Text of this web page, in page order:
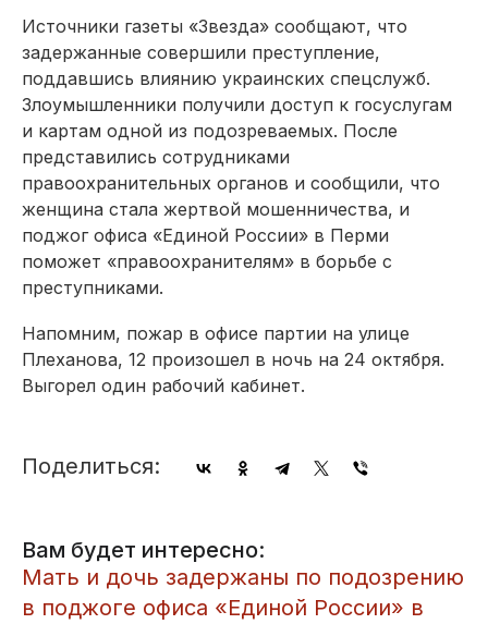
Источники газеты «Звезда» сообщают, что
задержанные совершили преступление,
поддавшись влиянию украинских спецслужб.
Злоумышленники получили доступ к госуслугам
и картам одной из подозреваемых. После
представились сотрудниками
правоохранительных органов и сообщили, что
женщина стала жертвой мошенничества, и
поджог офиса «Единой России» в Перми
поможет «правоохранителям» в борьбе с
преступниками.
Напомним, пожар в офисе партии на улице
Плеханова, 12 произошел в ночь на 24 октября.
Выгорел один рабочий кабинет.
Поделиться:
Вам будет интересно:
Мать и дочь задержаны по подозрению
в поджоге офиса «Единой России» в